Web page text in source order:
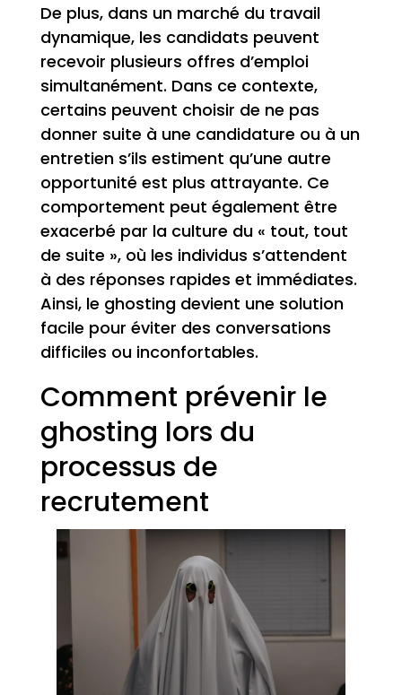
De plus, dans un marché du travail
dynamique, les candidats peuvent
recevoir plusieurs offres d’emploi
simultanément. Dans ce contexte,
certains peuvent choisir de ne pas
donner suite à une candidature ou à un
entretien s’ils estiment qu’une autre
opportunité est plus attrayante. Ce
comportement peut également être
exacerbé par la culture du « tout, tout
de suite », où les individus s’attendent
à des réponses rapides et immédiates.
Ainsi, le ghosting devient une solution
facile pour éviter des conversations
difficiles ou inconfortables.
Comment prévenir le
ghosting lors du
processus de
recrutement